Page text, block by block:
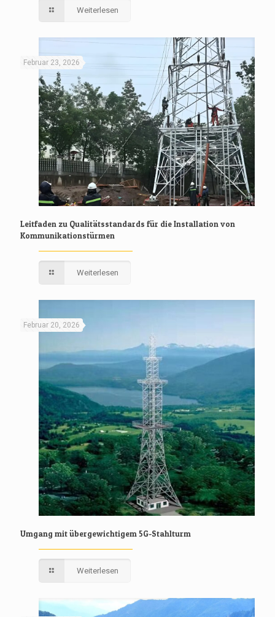
Weiterlesen
Februar 23, 2026
Leitfaden zu Qualitätsstandards für die Installation von
Kommunikationstürmen
Weiterlesen
Februar 20, 2026
Umgang mit übergewichtigem 5G-Stahlturm
Weiterlesen